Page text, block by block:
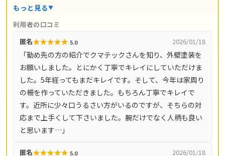
幸氏のもと自社職人が完全施工。施工後は最長20年の保証
束されているのが大きな特徴です。現地調査・ご相談・お
見積もりはすべて無料（営業時間9時〜19時・土日祝も対
応）。本社のある蓮田市を中心に、さいたま市（岩槻区・
見沼区・北区・大宮区・浦和区）・白岡市・久喜市・加須
市・上尾市・桶川市・北本市・春日部市・伊奈町など埼玉
県の広いエリアをカバーしています。
もっと見る
利用者の口コミ
匿名★★★★★ 5.0 2026/01/18
「勤め先の方の紹介でクマテックさんを知り、外壁塗装を
お願いしました。とにかく丁寧でキレイにしていただけま
した。5年経ってもまだキレイです。そして、今年は家周り
の柵を作っていただきました。もちろん丁寧でキレイで
す。近所に少々口うるさい方がいるのですが、そちらの対
応まで上手くして下さいました。腕だけでなく人柄も良い
と思います…」
匿名★★★★★ 5.0 2026/01/18